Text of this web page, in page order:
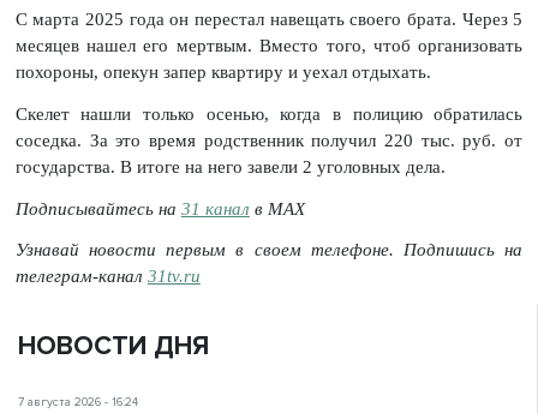
С марта 2025 года он перестал навещать своего брата. Через 5
месяцев нашел его мертвым. Вместо того, чтоб организовать
похороны, опекун запер квартиру и уехал отдыхать.
Скелет нашли только осенью, когда в полицию обратилась
соседка. За это время родственник получил 220 тыс. руб. от
государства. В итоге на него завели 2 уголовных дела.
Подписывайтесь на 31 канал в МАХ
Узнавай новости первым в своем телефоне. Подпишись на
телеграм-канал 31tv.ru
НОВОСТИ ДНЯ
7 августа 2026 - 16:24